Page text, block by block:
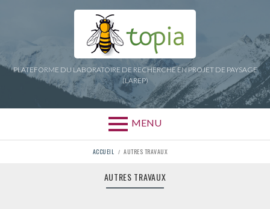
PLATEFORME DU LABORATOIRE DE RECHERCHE EN PROJET DE PAYSAGE
(LAREP)
MENU
ACCUEIL AUTRES TRAVAUX
AUTRES TRAVAUX